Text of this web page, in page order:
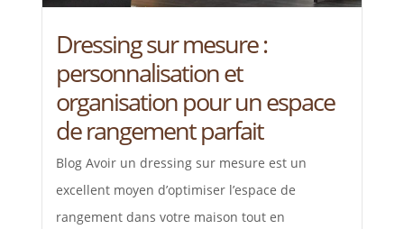
Dressing sur mesure :
personnalisation et
organisation pour un espace
de rangement parfait
Blog Avoir un dressing sur mesure est un
excellent moyen d’optimiser l’espace de
rangement dans votre maison tout en